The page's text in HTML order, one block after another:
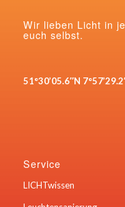
Wir lieben Licht in
euch selbst.
51°30’05.6″N
Service
LICHTwissen